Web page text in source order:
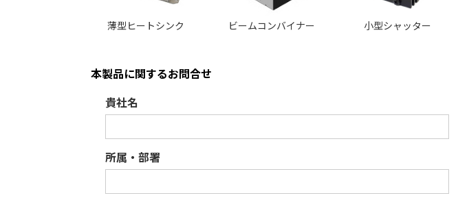
薄型ヒートシンク ビームコンバイナー 小型シャッター
本製品に関するお問合せ
貴社名
所属・部署